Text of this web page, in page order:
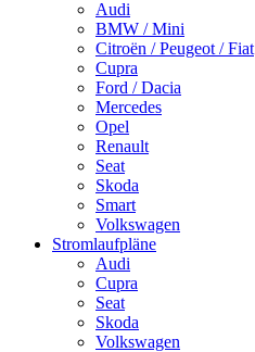
Audi
BMW / Mini
Citroën / Peugeot / Fiat
Cupra
Ford / Dacia
Mercedes
Opel
Renault
Seat
Skoda
Smart
Volkswagen
Stromlaufpläne
Audi
Cupra
Seat
Skoda
Volkswagen